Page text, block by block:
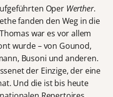
Oper Werther.
fanden den Weg in die
war es vor allem
wurde – von Gounod,
Busoni und anderen.
der Einzige, der eine
Und die ist bis heute